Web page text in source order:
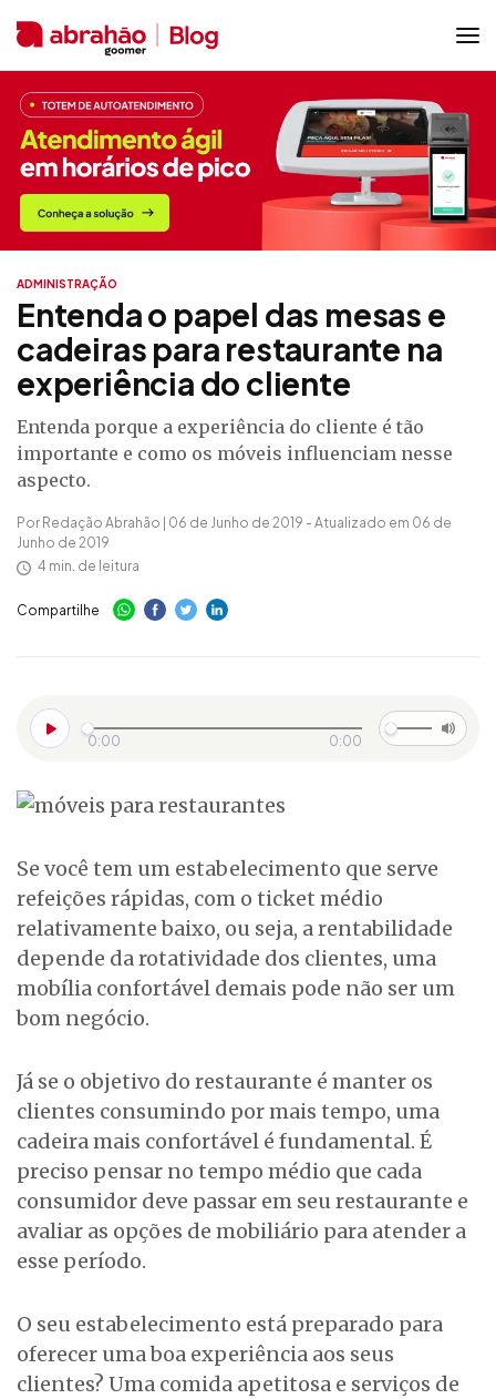
ADMINISTRAÇÃO
Entenda o papel das mesas e
cadeiras para restaurante na
experiência do cliente
Entenda porque a experiência do cliente é tão
importante e como os móveis influenciam nesse
aspecto.
Por Redação Abrahão | 06 de Junho de 2019 - Atualizado em 06 de
Junho de 2019
4 min. de leitura
Compartilhe
0:00 0:00
Se você tem um estabelecimento que serve
refeições rápidas, com o ticket médio
relativamente baixo, ou seja, a rentabilidade
depende da rotatividade dos clientes, uma
mobília confortável demais pode não ser um
bom negócio.
Já se o objetivo do restaurante é manter os
clientes consumindo por mais tempo, uma
cadeira mais confortável é fundamental. É
preciso pensar no tempo médio que cada
consumidor deve passar em seu restaurante e
avaliar as opções de mobiliário para atender a
esse período.
O seu estabelecimento está preparado para
oferecer uma boa experiência aos seus
clientes? Uma comida apetitosa e serviços de